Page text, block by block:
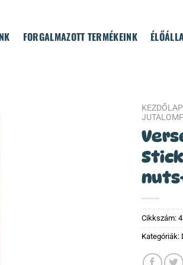
FORGALMAZOTT TERMÉKEINK
KEZDŐLAP
Cikkszám:
Kategóriák: